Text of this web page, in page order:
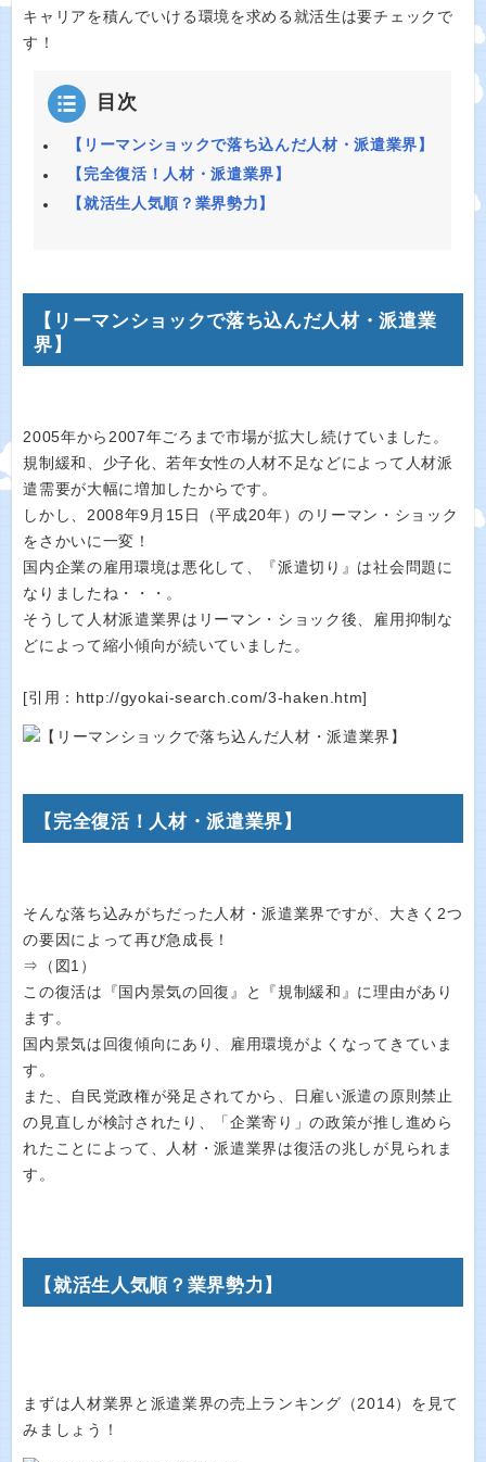
キャリアを積んでいける環境を求める就活生は要チェックで
す！
目次
【リーマンショックで落ち込んだ人材・派遣業界】
【完全復活！人材・派遣業界】
【就活生人気順？業界勢力】
【リーマンショックで落ち込んだ人材・派遣業
界】
2005年から2007年ごろまで市場が拡大し続けていました。
規制緩和、少子化、若年女性の人材不足などによって人材派
遣需要が大幅に増加したからです。
しかし、2008年9月15日（平成20年）のリーマン・ショック
をさかいに一変！
国内企業の雇用環境は悪化して、『派遣切り』は社会問題に
なりましたね・・・。
そうして人材派遣業界はリーマン・ショック後、雇用抑制な
どによって縮小傾向が続いていました。
[引用：http://gyokai-search.com/3-haken.htm]
【完全復活！人材・派遣業界】
そんな落ち込みがちだった人材・派遣業界ですが、大きく2つ
の要因によって再び急成長！
⇒（図1）
この復活は『国内景気の回復』と『規制緩和』に理由があり
ます。
国内景気は回復傾向にあり、雇用環境がよくなってきていま
す。
また、自民党政権が発足されてから、日雇い派遣の原則禁止
の見直しが検討されたり、「企業寄り」の政策が推し進めら
れたことによって、人材・派遣業界は復活の兆しが見られま
す。
【就活生人気順？業界勢力】
まずは人材業界と派遣業界の売上ランキング（2014）を見て
みましょう！